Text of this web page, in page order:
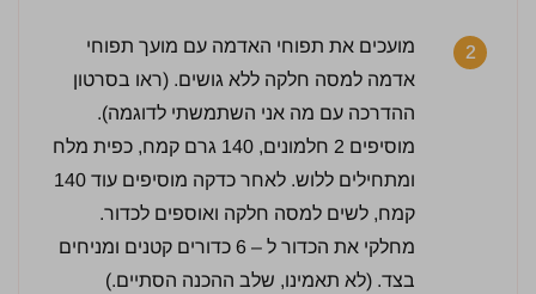
2
מועכים את תפוחי האדמה עם מועך תפוחי
אדמה למסה חלקה ללא גושים. (ראו בסרטון
ההדרכה עם מה אני השתמשתי לדוגמה).
מוסיפים 2 חלמונים, 140 גרם קמח, כפית מלח
ומתחילים ללוש. לאחר כדקה מוסיפים עוד 140
קמח, לשים למסה חלקה ואוספים לכדור.
מחלקי את הכדור ל – 6 כדורים קטנים ומניחים
בצד. (לא תאמינו, שלב ההכנה הסתיים.)